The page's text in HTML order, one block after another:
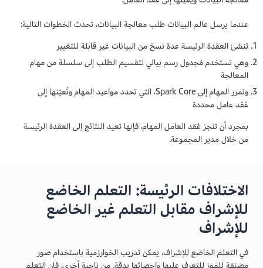
عندما يرسل عالم البيانات طلب معالجة البيانات، تحدث الخطوات التالية:
تنشئ العقدة الرئيسة عدة نسخ من البيانات غير قابلة للتغيير
وهي تستخدم مُجدول رسم بياني لتقسيم الطلب إلى سلسلة من مهام
المعالجة
وتمرر المهام إلى Spark Core، التي تحدد مواعيد المهام وتُعيّنها إلى
عُقد عامل محددة
بمجرد أن تنجز عُقد العامل المهام، فإنها تعيد النتائج إلى العقدة الرئيسة
من خلال مدير المجموعة.
الاختلافات الرئيسة: التعلم الخاضع
للإشراف مقابل التعلم غير الخاضع
للإشراف
في التعلم الخاضع للإشراف، يمكن تدريب الخوارزمية باستخدام صور
مصنفة للموز للتعرف عليها وإحصائها بدقة. من ناحية أخرى، فإن التعلم